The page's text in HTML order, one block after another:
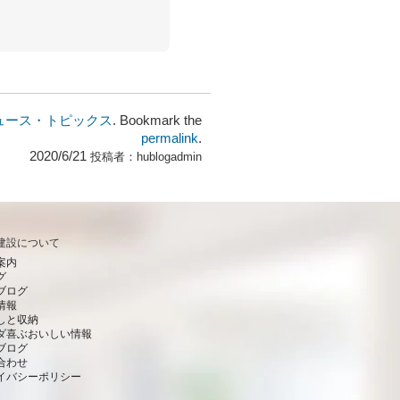
ース・トピックス. Bookmark the
permalink.
2020/6/21 投稿者： hublogadmin
設について
内
ログ
報
と収納
喜ぶおいしい情報
ログ
わせ
バシーポリシー